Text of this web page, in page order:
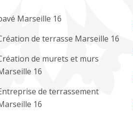
Marseille 16
de terrasse Marseille 16
de murets et murs
16
de terrassement
16